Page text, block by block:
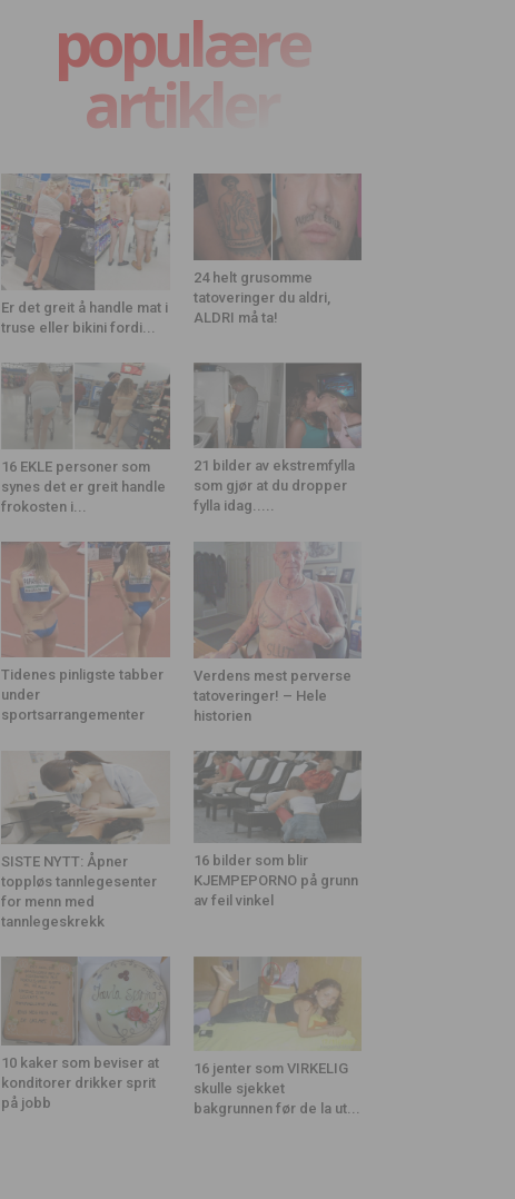
populære
artikler
Er det greit å handle mat i
truse eller bikini fordi...
24 helt grusomme
tatoveringer du aldri,
ALDRI må ta!
16 EKLE personer som
synes det er greit handle
frokosten i...
21 bilder av ekstremfylla
som gjør at du dropper
fylla idag.....
Tidenes pinligste tabber
under
sportsarrangementer
Verdens mest perverse
tatoveringer! – Hele
historien
SISTE NYTT: Åpner
toppløs tannlegesenter
for menn med
tannlegeskrekk
16 bilder som blir
KJEMPEPORNO på grunn
av feil vinkel
10 kaker som beviser at
konditorer drikker sprit
på jobb
16 jenter som VIRKELIG
skulle sjekket
bakgrunnen før de la ut...